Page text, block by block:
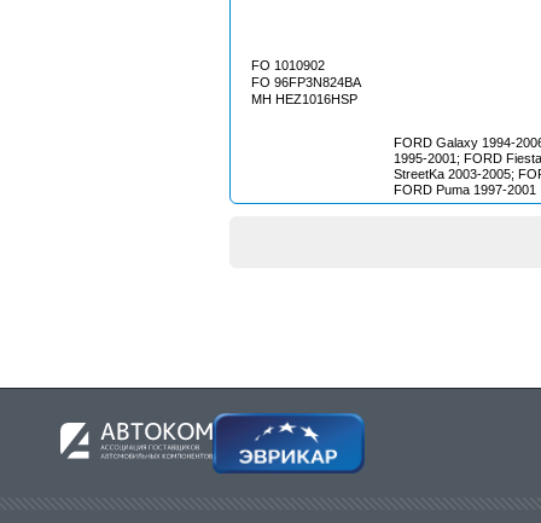
FO 1010902
FO 96FP3N824BA
MH HEZ1016HSP
FORD Galaxy 1994-
1995-2001; FORD
StreetKa 2003-2005;
FORD Puma 1997-2001